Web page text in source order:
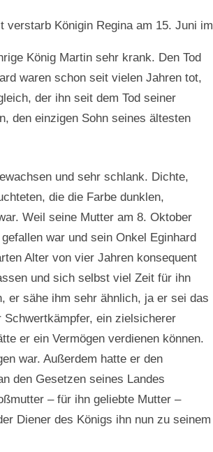
verstarb Königin Regina am 15. Juni im
König Martin sehr krank. Den Tod
waren schon seit vielen Jahren tot,
der ihn seit dem Tod seiner
den einzigen Sohn seines ältesten
und sehr schlank. Dichte,
die die Farbe dunklen,
Weil seine Mutter am 8. Oktober
war und sein Onkel Eginhard
Alter von vier Jahren konsequent
und sich selbst viel Zeit für ihn
er sähe ihm sehr ähnlich, ja er sei das
ein zielsicherer
er ein Vermögen verdienen können.
war. Außerdem hatte er den
den Gesetzen seines Landes
– für ihn geliebte Mutter –
Diener des Königs ihn nun zu seinem